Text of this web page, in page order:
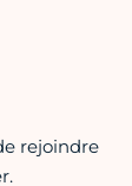
rejoindre